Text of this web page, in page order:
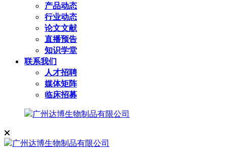
产品动态
行业动态
论文文献
直播预告
知识学堂
联系我们
人才招聘
媒体矩阵
临床招募